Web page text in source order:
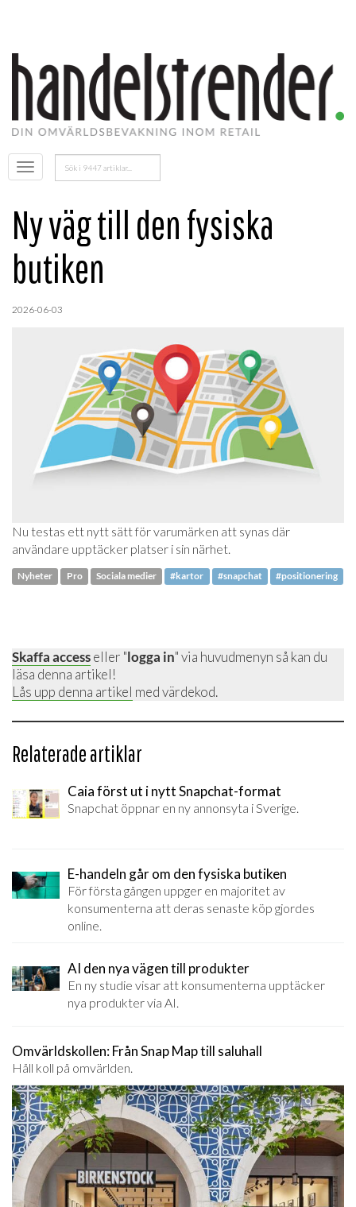
Öppna
menyn
Sök
efter:
Ny väg till den fysiska
butiken
2026-06-03
Nu testas ett nytt sätt för varumärken att synas där
användare upptäcker platser i sin närhet.
Nyheter Pro Sociala medier #kartor #snapchat #positionering
Skaffa accesseller "logga in" via huvudmenyn så kan du
läsa denna artikel!
Lås upp denna artikel med värdekod.
Relaterade artiklar
Caia först ut i nytt Snapchat-format
Snapchat öppnar en ny annonsyta i Sverige.
E-handeln går om den fysiska butiken
För första gången uppger en majoritet av
konsumenterna att deras senaste köp gjordes
online.
AI den nya vägen till produkter
En ny studie visar att konsumenterna upptäcker
nya produkter via AI.
Omvärldskollen: Från Snap Map till saluhall
Håll koll på omvärlden.